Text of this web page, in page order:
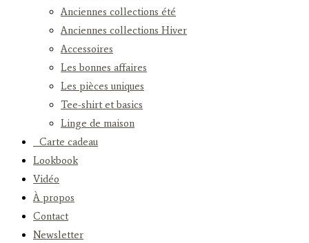
Anciennes collections été
Anciennes collections Hiver
Accessoires
Les bonnes affaires
Les pièces uniques
Tee-shirt et basics
Linge de maison
Carte cadeau
Lookbook
Vidéo
À propos
Contact
Newsletter